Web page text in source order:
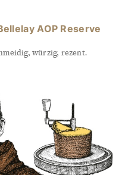
AOP Reserve
würzig, rezent.